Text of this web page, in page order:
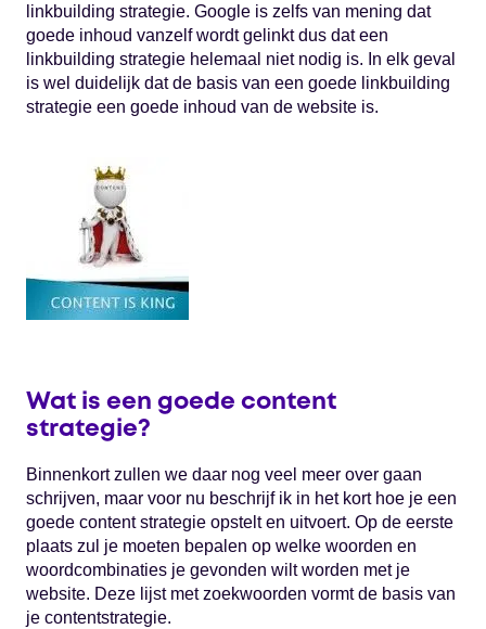
linkbuilding strategie. Google is zelfs van mening dat
goede inhoud vanzelf wordt gelinkt dus dat een
linkbuilding strategie helemaal niet nodig is. In elk geval
is wel duidelijk dat de basis van een goede linkbuilding
strategie een goede inhoud van de website is.
Wat is een goede content
strategie?
Binnenkort zullen we daar nog veel meer over gaan
schrijven, maar voor nu beschrijf ik in het kort hoe je een
goede content strategie opstelt en uitvoert. Op de eerste
plaats zul je moeten bepalen op welke woorden en
woordcombinaties je gevonden wilt worden met je
website. Deze lijst met zoekwoorden vormt de basis van
je contentstrategie.